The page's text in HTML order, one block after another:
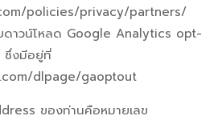
policies/privacy/partners/
ดาวน์โหลด Google Analytics opt-
ซึ่งมีอยู่ที่
dlpage/gaoptout
ของท่านคือหมายเลข